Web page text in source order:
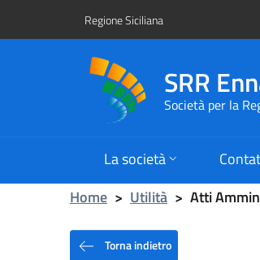
Regione Siciliana
SRR
Società per la
La società
Home > Utilità > Atti
Torna indietro